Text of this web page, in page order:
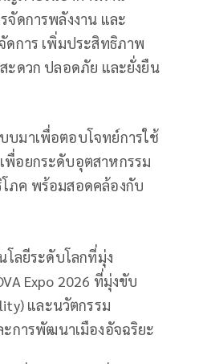
ดการพลังงาน และ
ดการ เพิ่มประสิทธิภาพ
ะดวก ปลอดภัย และยั่งยืน
บมาเพื่อตอบโจทย์การใช้
พื่อยกระดับอุตสาหกรรม
ภค พร้อมสอดคล้องกับ
โลยีระดับโลกที่มุ่ง
Expo 2026 ที่มุ่งขับ
และนวัตกรรม
การพัฒนาเมืองอัจฉริยะ